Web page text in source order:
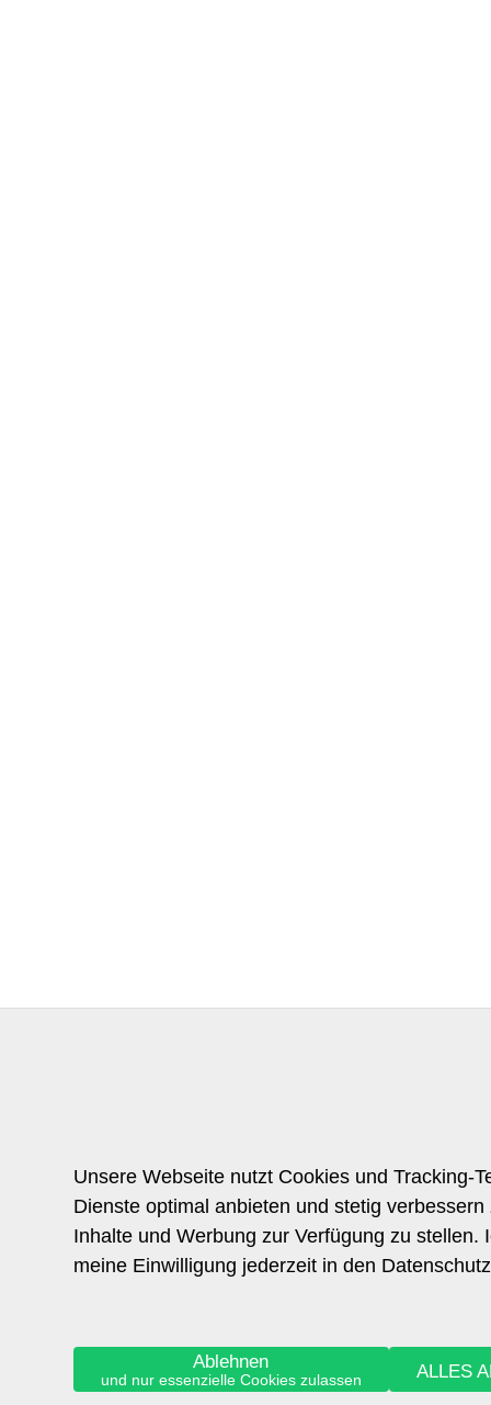
Unsere Webseite nutzt Cookies und Tracking-
Dienste optimal anbieten und stetig
Inhalte und Werbung zur Verfügung zu
meine Einwilligung jederzeit in den
Ablehnen
und nur essenzielle Cookies zulassen ALLES